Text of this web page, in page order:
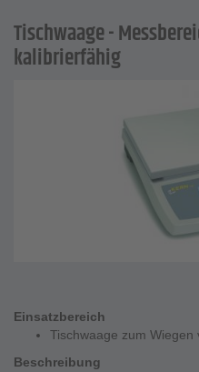
Tischwaage -
kalibrierfähig
Einsatzbereich
Tischwaage zum Wiegen
Beschreibung